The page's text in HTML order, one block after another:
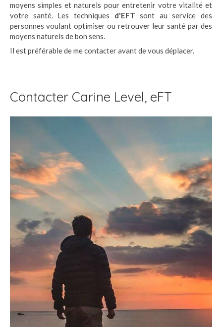
moyens simples et naturels pour entretenir votre vitalité et
votre santé. Les techniques d'EFT sont au service des
personnes voulant optimiser ou retrouver leur santé par des
moyens naturels de bon sens.
Il est préférable de me contacter avant de vous déplacer.
Contacter Carine Level, eFT